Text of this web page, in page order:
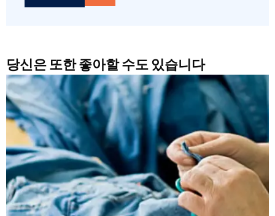
당신은 또한 좋아할 수도 있습니다